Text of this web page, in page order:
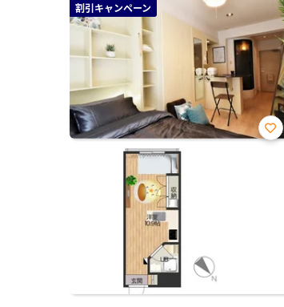
割引キャンペーン
お気